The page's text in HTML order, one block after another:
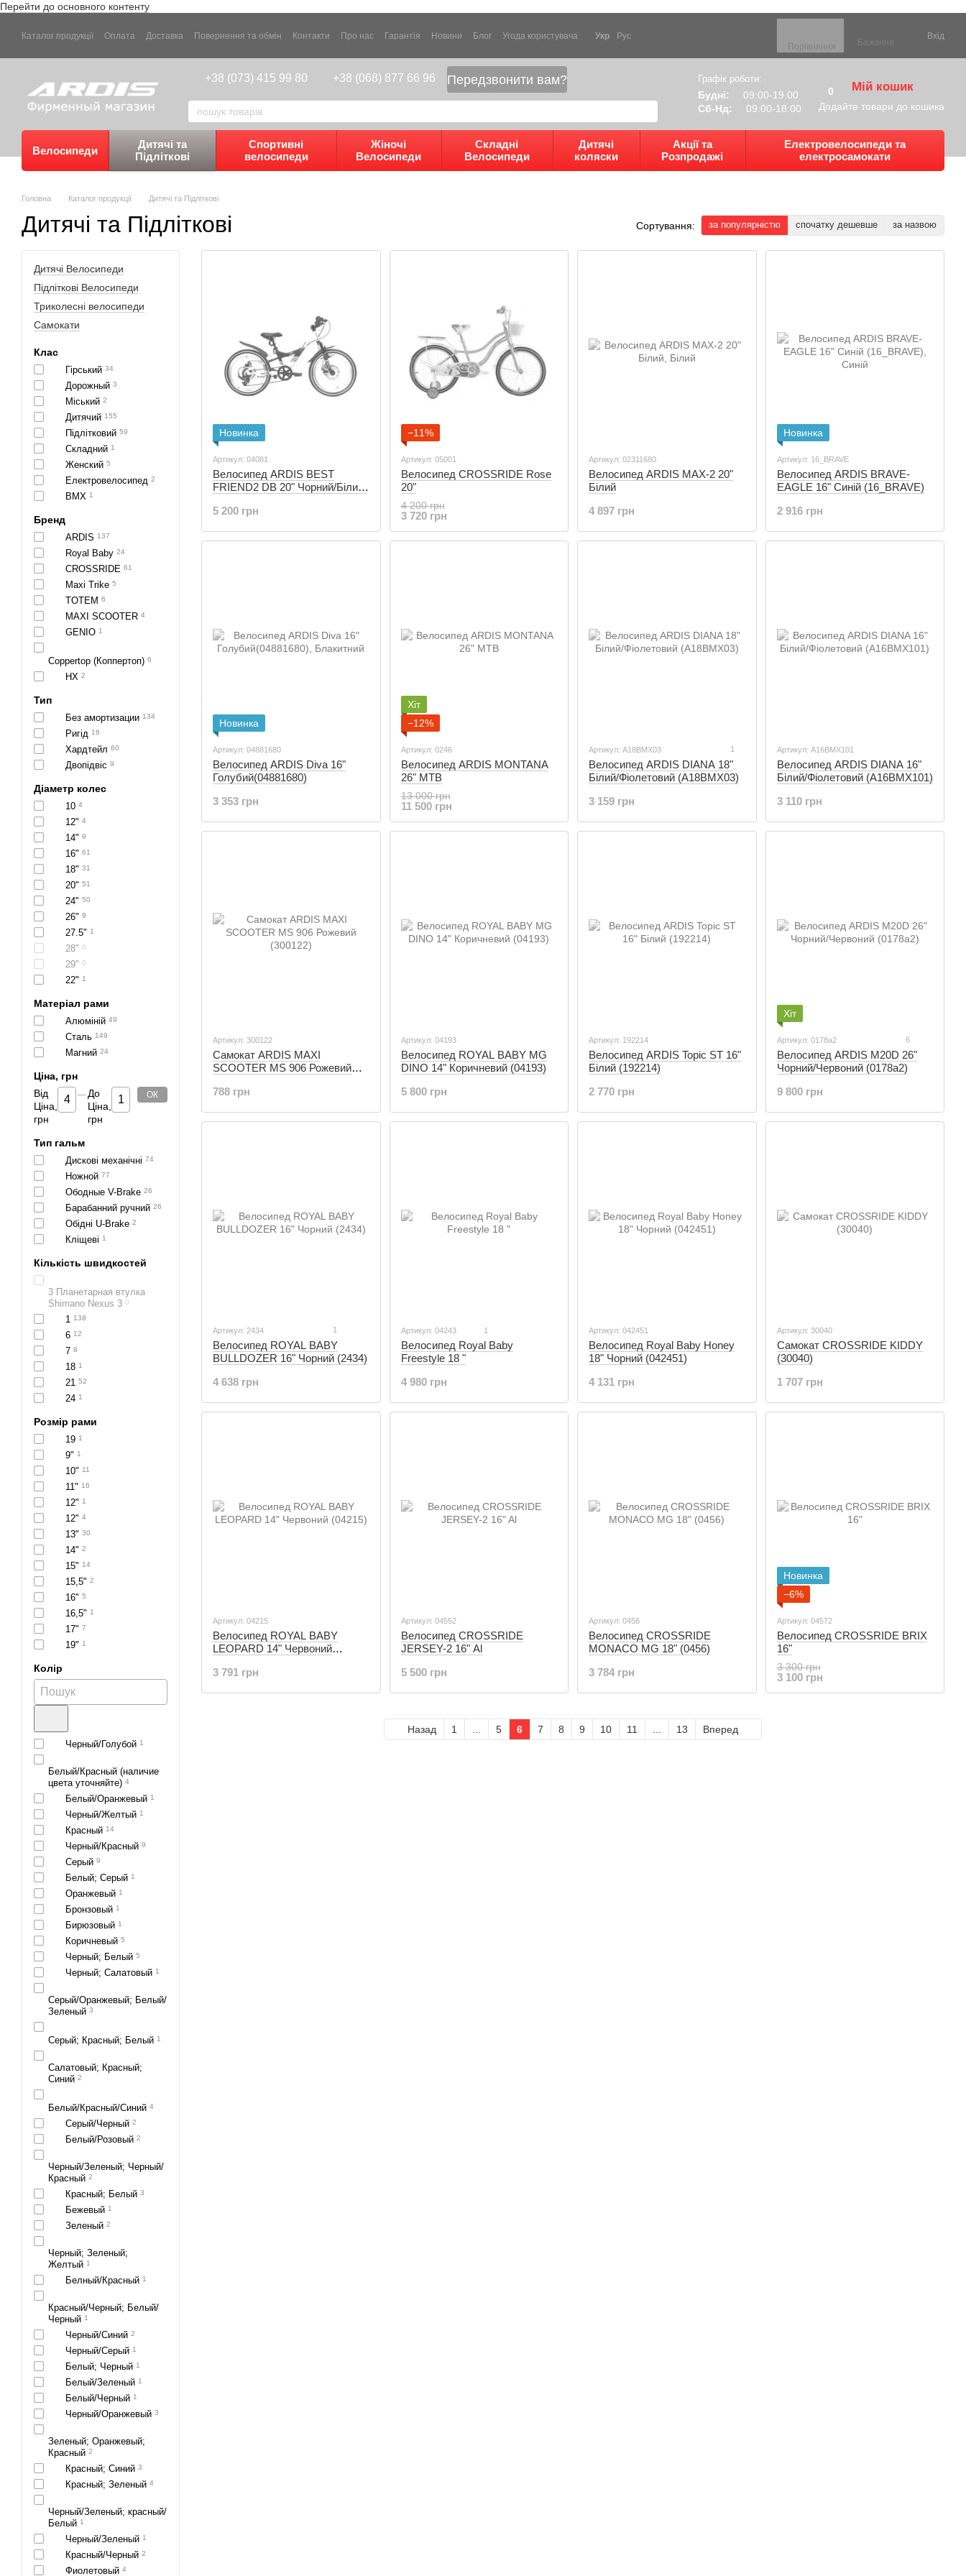
Перейти до основного контенту
Каталог продукції Оплата Доставка Повернення та обмін Контакти Про нас Гарантія Новини Блог Угода користувача Укр
Рус
Порівняння
Бажання
Вхід
+38 (073) 415 99 80 +38 (068) 877 66 96 Передзвонити вам? Графік роботи:
Будні:
09:00-19.00
Сб-Нд:
09:00-18:00
0 Мій кошик
Додайте товари до кошика
Велосипеди
Дитячі та
Підліткові
Спортивні
велосипеди
Жіночі
Велосипеди
Складні
Велосипеди
Дитячі
коляски
Акції та
Розпродажі
Електровелосипеди та
електросамокати
Головна Каталог продукції Дитячі та Підліткові
Дитячі та Підліткові Сортування: за популярністю спочатку дешевше за назвою
Новинка
Артикул: 04081
Велосипед ARDIS BEST
FRIEND2 DB 20" Чорний/Білий/
5 200 грн
−11%
Артикул: 05001
Велосипед CROSSRIDE Rose
20"
4 200 грн
3 720 грн
Артикул: 02311680
Велосипед ARDIS MAX-2 20"
Білий
4 897 грн
Новинка
Артикул: 16_BRAVE
Велосипед ARDIS BRAVE-
EAGLE 16" Cиній (16_BRAVE)
2 916 грн
Новинка
Артикул: 04881680
Велосипед ARDIS Diva 16"
Голубий(04881680)
3 353 грн
Хіт
−12%
Артикул: 0246
Велосипед ARDIS MONTANA
26" MTB
13 000 грн
11 500 грн
Артикул: А18ВМХ03 1
Велосипед ARDIS DIANA 18"
Білий/Фіолетовий (А18ВМХ03)
3 159 грн
Артикул: А16ВМХ101
Велосипед ARDIS DIANA 16"
Білий/Фіолетовий (А16ВМХ101)
3 110 грн
Артикул: 300122
Самокат ARDIS MAXI
SCOOTER MS 906 Рожевий
788 грн
Артикул: 04193
Велосипед ROYAL BABY MG
DINO 14" Коричневий (04193)
5 800 грн
Артикул: 192214
Велосипед ARDIS Topic ST 16"
Білий (192214)
2 770 грн
Хіт
Артикул: 0178a2 6
Велосипед ARDIS M20D 26"
Чорний/Червоний (0178a2)
9 800 грн
Артикул: 2434 1
Велосипед ROYAL BABY
BULLDOZER 16" Чорний (2434)
4 638 грн
Артикул: 04243 1
Велосипед Royal Baby
Freestyle 18 "
4 980 грн
Артикул: 042451
Велосипед Royal Baby Honey
18" Чорний (042451)
4 131 грн
Артикул: 30040
Самокат CROSSRIDE KIDDY
(30040)
1 707 грн
Артикул: 04215
Велосипед ROYAL BABY
LEOPARD 14" Червоний
3 791 грн
Артикул: 04552
Велосипед CROSSRIDE
JERSEY-2 16" Al
5 500 грн
Артикул: 0456
Велосипед CROSSRIDE
MONACO MG 18" (0456)
3 784 грн
Новинка
−6%
Артикул: 04572
Велосипед CROSSRIDE BRIX
16"
3 300 грн
3 100 грн
Назад 1 5 6 7 8 9 10 11 13 Вперед
Дитячі Велосипеди
Підліткові Велосипеди
Триколесні велосипеди
Cамокати
Клас
Гірський 34
Дорожный 3
Міський 2
Дитячий 155
Підлітковий 59
Складний 1
Женский 5
Електровелосипед 2
BMX 1
Бренд
ARDIS 137
Royal Baby 24
CROSSRIDE 61
Maxi Trike 5
TOTEM 6
MAXI SCOOTER 4
GENIO 1
Coppertop (Коппертоп) 6
HX 2
Тип
Без амортизации 134
Ригід 16
Хардтейл 60
Двопідвіс 9
Діаметр колес
10 4
12" 4
14" 9
16" 61
18" 31
20" 51
24" 50
26" 9
27.5" 1
28" 0
29" 0
22" 1
Матеріал рами
Алюміній 49
Сталь 149
Магний 24
Ціна, грн
Від
Ціна,
грн
До
Ціна,
грн
ОК
Тип гальм
Дискові механічні 74
Ножной 77
Ободные V-Brake 26
Барабанний ручний 26
Обідні U-Brake 2
Кліщеві 1
Кількість швидкостей
3 Планетарная втулка
Shimano Nexus 3 0
1 138
6 12
7 8
18 1
21 52
24 1
Розмір рами
19 1
9" 1
10" 11
11" 16
12" 1
12" 4
13" 30
14" 2
15" 14
15,5" 2
16" 5
16,5" 1
17" 7
19" 1
Колір
Черный/Голубой 1
Белый/Красный (наличие
цвета уточняйте) 4
Белый/Оранжевый 1
Черный/Желтый 1
Красный 14
Черный/Красный 9
Серый 9
Белый; Серый 1
Оранжевый 1
Бронзовый 1
Бирюзовый 1
Коричневый 5
Черный; Белый 5
Черный; Салатовый 1
Серый/Оранжевый; Белый/
Зеленый 3
Серый; Красный; Белый 1
Салатовый; Красный;
Синий 2
Белый/Красный/Синий 4
Серый/Черный 2
Белый/Розовый 2
Черный/Зеленый; Черный/
Красный 2
Красный; Белый 3
Бежевый 1
Зеленый 2
Черный; Зеленый;
Желтый 1
Белный/Красный 1
Красный/Черный; Белый/
Черный 1
Черный/Синий 2
Черный/Серый 1
Белый; Черный 1
Белый/Зеленый 1
Белый/Черный 1
Черный/Оранжевый 3
Зеленый; Оранжевый;
Красный 2
Красный; Синий 3
Красный; Зеленый 4
Черный/Зеленый; красный/
Белый 1
Черный/Зеленый 1
Красный/Черный 2
Фиолетовый 4